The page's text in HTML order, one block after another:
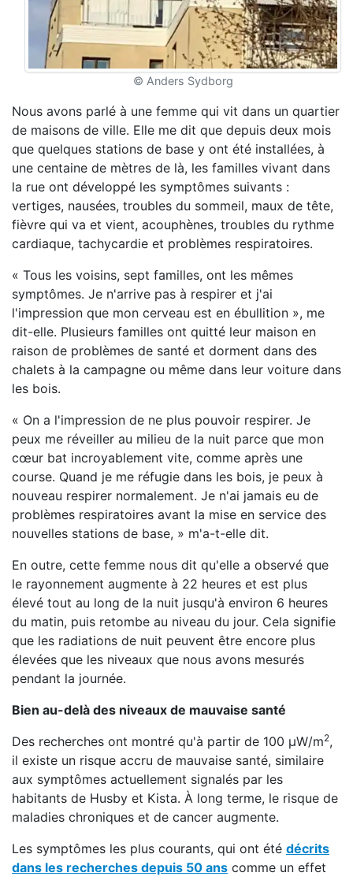
© Anders Sydborg
Nous avons parlé à une femme qui vit dans un quartier
de maisons de ville. Elle me dit que depuis deux mois
que quelques stations de base y ont été installées, à
une centaine de mètres de là, les familles vivant dans
la rue ont développé les symptômes suivants :
vertiges, nausées, troubles du sommeil, maux de tête,
fièvre qui va et vient, acouphènes, troubles du rythme
cardiaque, tachycardie et problèmes respiratoires.
« Tous les voisins, sept familles, ont les mêmes
symptômes. Je n'arrive pas à respirer et j'ai
l'impression que mon cerveau est en ébullition », me
dit-elle. Plusieurs familles ont quitté leur maison en
raison de problèmes de santé et dorment dans des
chalets à la campagne ou même dans leur voiture dans
les bois.
« On a l'impression de ne plus pouvoir respirer. Je
peux me réveiller au milieu de la nuit parce que mon
cœur bat incroyablement vite, comme après une
course. Quand je me réfugie dans les bois, je peux à
nouveau respirer normalement. Je n'ai jamais eu de
problèmes respiratoires avant la mise en service des
nouvelles stations de base, » m'a-t-elle dit.
En outre, cette femme nous dit qu'elle a observé que
le rayonnement augmente à 22 heures et est plus
élevé tout au long de la nuit jusqu'à environ 6 heures
du matin, puis retombe au niveau du jour. Cela signifie
que les radiations de nuit peuvent être encore plus
élevées que les niveaux que nous avons mesurés
pendant la journée.
Bien au-delà des niveaux de mauvaise santé
Des recherches ont montré qu'à partir de 100 μW/m2,
il existe un risque accru de mauvaise santé, similaire
aux symptômes actuellement signalés par les
habitants de Husby et Kista. À long terme, le risque de
maladies chroniques et de cancer augmente.
Les symptômes les plus courants, qui ont été décrits
dans les recherches depuis 50 ans comme un effet